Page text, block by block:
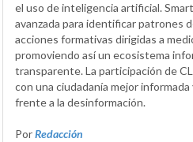
el uso de inteligencia artificial.
avanzada para identificar patrones
acciones formativas dirigidas a
promoviendo así un ecosistema
transparente. La participación de
con una ciudadanía mejor
frente a la desinformación.
PorRedacción